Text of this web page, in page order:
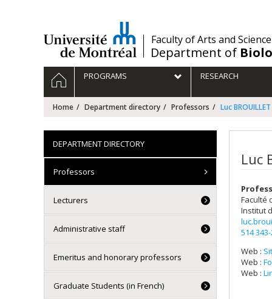
/Faculty of Arts and Science
Department of
Navigation
principale
HOMEPROGRAMS RESEARCH
Home Department directory Professors Luc BROUILLET
Luc
Faculté
Institut
514
Web :
Web :
Web :
DEPARTMENT DIRECTORY
Professors
Lecturers
Administrative staff
Emeritus and honorary professors
Graduate Students (in French)